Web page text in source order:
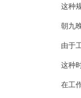
这种规
朝九晚
由于工
这种时
在工作